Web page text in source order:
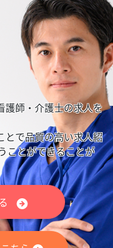
護師・介護士の求人を
とで品質の高い求人紹
ことができることが